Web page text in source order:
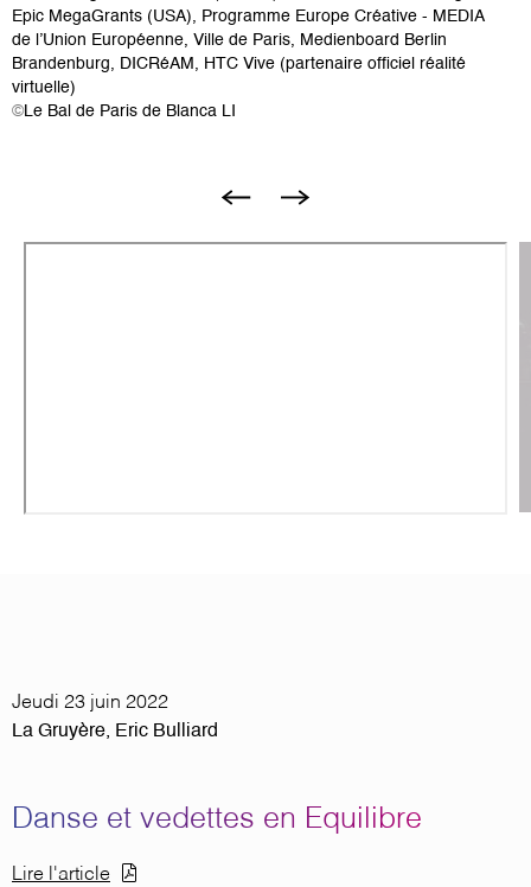
Epic MegaGrants (USA), Programme Europe Créative - MEDIA
de l’Union Européenne, Ville de Paris, Medienboard Berlin
Brandenburg, DICRéAM, HTC Vive (partenaire officiel réalité
virtuelle)
©Le Bal de Paris de Blanca LI
Jeudi 23 juin 2022
La Gruyère, Eric Bulliard
Danse et vedettes en Equilibre
Document
Lire l'article